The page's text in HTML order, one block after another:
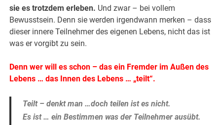
sie es trotzdem erleben. Und zwar – bei vollem
Bewusstsein. Denn sie werden irgendwann merken – dass
dieser innere Teilnehmer des eigenen Lebens, nicht das ist
was er vorgibt zu sein.
Denn wer will es schon – das ein Fremder im Außen des
Lebens … das Innen des Lebens … „teilt“.
Teilt – denkt man …doch teilen ist es nicht.
Es ist … ein Bestimmen was der Teilnehmer ausübt.